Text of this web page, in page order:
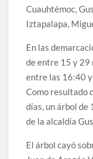
Cuauhtémoc,
Iztapalapa,
En las
de entre 15 y 29
entre las 16:40
Como resultado
días, un árbol de
de la alcaldía
El árbol cayó